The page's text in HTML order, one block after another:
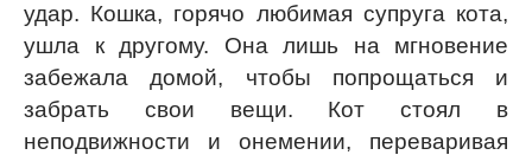
удар. Кошка, горячо любимая супруга кота,
ушла к другому. Она лишь на мгновение
забежала домой, чтобы попрощаться и
забрать свои вещи. Кот стоял в
неподвижности и онемении, переваривая